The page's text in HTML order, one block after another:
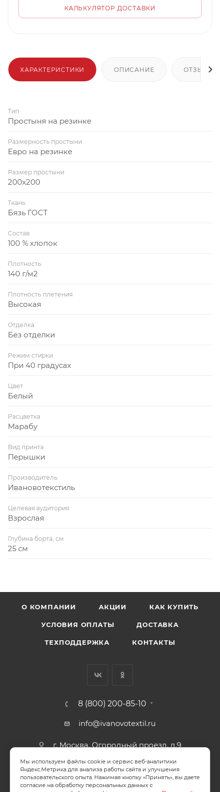
КАЛЬКУЛЯТОР ДОСТАВКИ
ХАРАКТЕРИСТИКИ ОПИСАНИЕ ОТЗЫВЫ
Тип
Простыня на резинке
Размерность простыни
Евро на резинке
Размер простыни
200x200
Ткань
Бязь ГОСТ
Состав
100 % хлопок
Плотность
140 г/м2
Плотность плетения
Высокая
Отделка
Без отделки
Режим стирки
При 40 градусах
Цвет
Белый
Расцветка
Марабу
Вид принта
Перышки
Производитель
Ивановотекстиль
Целевая аудитория
Взрослая
Глубина борта, см
25 см
О КОМПАНИИ АКЦИИ КАК КУПИТЬ
УСЛОВИЯ ОПЛАТЫ ДОСТАВКА
ТЕХПОДДЕРЖКА КОНТАКТЫ
8 (800) 200-85-10
info@ivanovotextil.ru
г. Москва, Огородный проезд, д.9
СОГЛАСИЕ НА ОБРАБОТКУ ПЕРСОНАЛЬНЫХ ДАННЫХ
Мы используем файлы cookie и сервис веб-аналитики
Яндекс.Метрика для анализа работы сайта и улучшения
пользовательского опыта. Нажимая кнопку «Принять», вы даете
согласие на обработку персональных данных с